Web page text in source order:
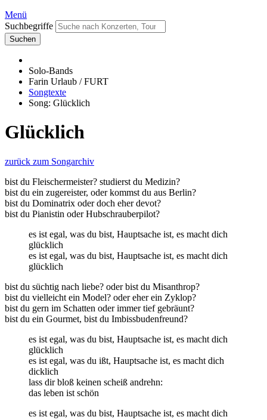
Menü
Suchbegriffe
Suchen
Solo-Bands
Farin Urlaub / FURT
Songtexte
Song: Glücklich
Glücklich
zurück zum Songarchiv
bist du Fleischermeister? studierst du Medizin?
bist du ein zugereister, oder kommst du aus Berlin?
bist du Dominatrix oder doch eher devot?
bist du Pianistin oder Hubschrauberpilot?
es ist egal, was du bist, Hauptsache ist, es macht dich
glücklich
es ist egal, was du bist, Hauptsache ist, es macht dich
glücklich
bist du süchtig nach liebe? oder bist du Misanthrop?
bist du vielleicht ein Model? oder eher ein Zyklop?
bist du gern im Schatten oder immer tief gebräunt?
bist du ein Gourmet, bist du Imbissbudenfreund?
es ist egal, was du bist, Hauptsache ist, es macht dich
glücklich
es ist egal, was du ißt, Hauptsache ist, es macht dich
dicklich
lass dir bloß keinen scheiß andrehn:
das leben ist schön
es ist egal, was du bist, Hauptsache ist, es macht dich